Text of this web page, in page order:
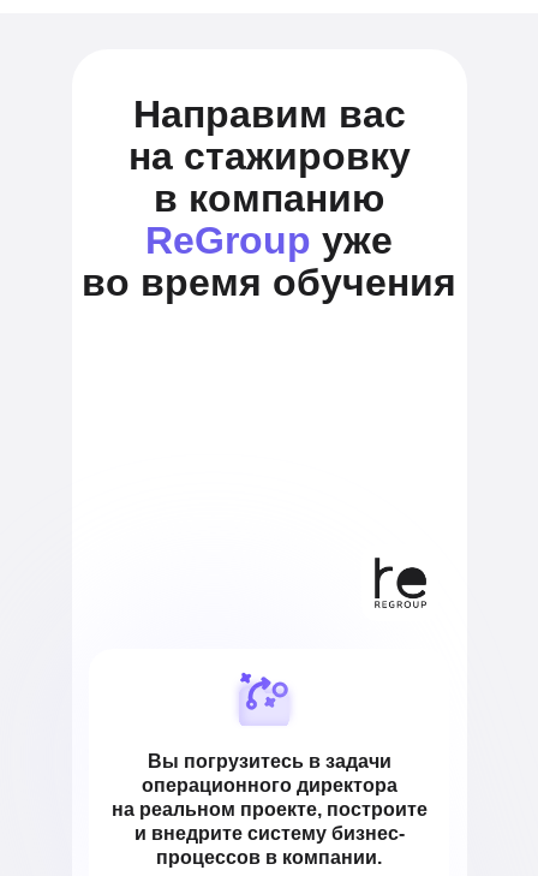
Направим вас
на стажировку
в компанию
ReGroup уже
во время обучения
Вы погрузитесь в задачи
операционного директора
на реальном проекте,построите
и внедрите систему бизнес-
процессов в компании.